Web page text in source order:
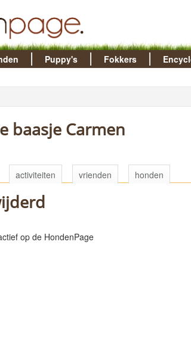
Puppy's Fokkers
baasje Carmen
activiteiten vrienden honden
op de HondenPage